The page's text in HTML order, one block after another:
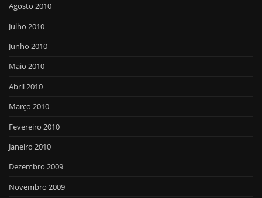
Agosto 2010
Julho 2010
Junho 2010
Maio 2010
Abril 2010
Março 2010
Fevereiro 2010
Janeiro 2010
Dezembro 2009
Novembro 2009